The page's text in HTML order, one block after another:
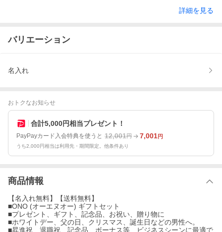
詳細を見る
バリエーション
名入れ
おトクなお知らせ
合計5,000円相当プレゼント！
PayPayカード入会特典を使うと 12,001円 7,001円
うち2,000円相当は利用先・期間限定。他条件あり
商品情報
【名入れ無料】【送料無料】
■ONO (オーエヌオー) ギフトセット
■プレゼント、ギフト、記念品、お祝い、贈り物に
■ホワイトデー、父の日、クリスマス、誕生日などの男性へ。
■昇進祝、退職祝、記念品、ボーナス等、ビジネスシーンに最適で